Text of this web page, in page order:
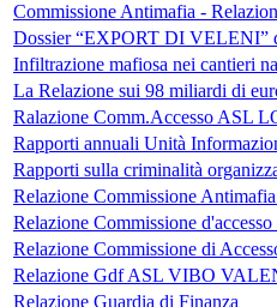
Commissione Antimafia -
Dossier “EXPORT DI VELENI”
Infiltrazione mafiosa nei cantieri
La Relazione sui 98 miliardi di
Ralazione Comm.Accesso ASL
Rapporti annuali Unità
Rapporti sulla criminalità
Relazione Commissione
Relazione Commissione
Relazione Commissione di
Relazione Gdf ASL VIBO
Relazione Guardia di Finanza